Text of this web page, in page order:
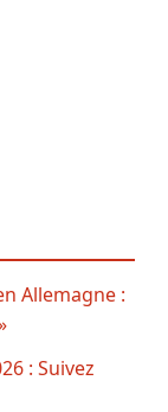
Allemagne :
: Suivez